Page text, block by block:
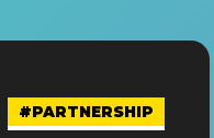
#PARTNERSHIP